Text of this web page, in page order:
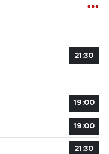
21:30
19:00
19:00
21:30